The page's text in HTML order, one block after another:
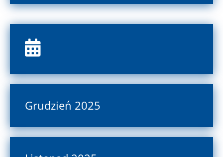
Grudzień 2025